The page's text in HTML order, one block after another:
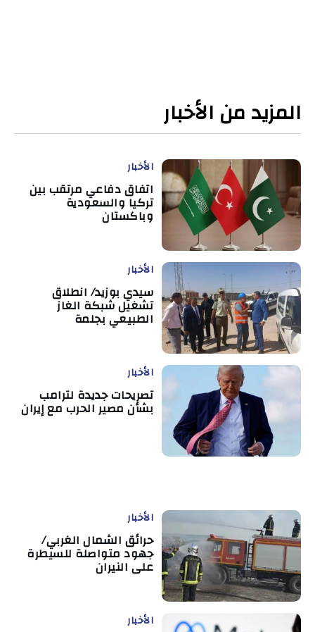
المزيد من الأخبار
الأخبار
اتفاق دفاعي مرتقب بين
تركيا والسعودية
وباكستان
الأخبار
سيدي بوزيد/ انطلاق
تشغيل شبكة الغاز
الطبيعي بجلمة
الأخبار
تصريحات جديدة لترامب
بشأن مصير الحرب مع إيران
الأخبار
حرائق الشمال الغربي/
جهود متواصلة للسيطرة
على النيران
الأخبار